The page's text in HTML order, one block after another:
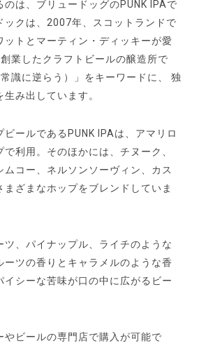
のは、ブリュードッグのPUNK IPAで
ックは、2007年、スコットランドで
ットとマーティン・ディッキーが愛
業したクラフトビールの醸造所で
識に逆らう）」をキーワードに、 独
み出しています。
ビールであるPUNK IPAは、アマリロ
で利用。そのほかには、チヌーク、
ムコー、ネルソンソーヴィン、カス
まざまなホップをブレンドしていま
ツ、パイナップル、ライチのような
ーツの香りとキャラメルのような香
イシーな苦味が口の中に広がるビー
やビールの専門店で購入が可能で